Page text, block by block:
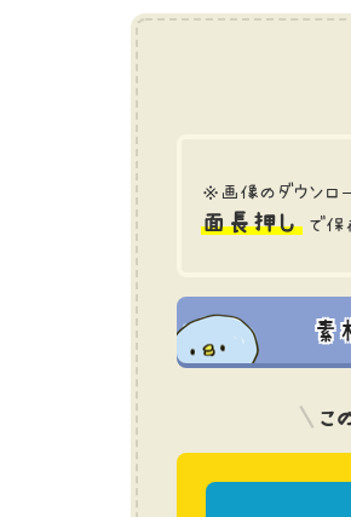
※画像のダウンロ
面長押し
で保
素
こ